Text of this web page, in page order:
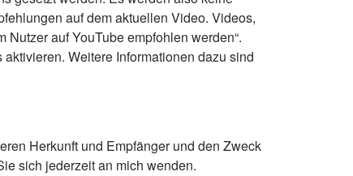
auf dem aktuellen Video. Videos,
auf YouTube empfohlen werden“.
Weitere Informationen dazu sind
Herkunft und Empfänger und den Zweck
sich jederzeit an mich wenden.